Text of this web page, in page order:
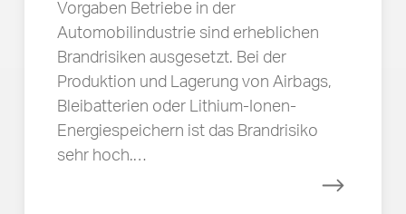
Vorgaben Betriebe in der
Automobilindustrie sind erheblichen
Brandrisiken ausgesetzt. Bei der
Produktion und Lagerung von Airbags,
Bleibatterien oder Lithium-Ionen-
Energiespeichern ist das Brandrisiko
sehr hoch.…
Mehr